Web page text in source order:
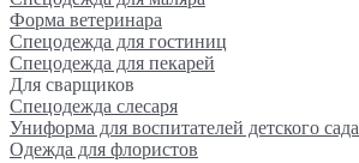
Форма ветеринара
Спецодежда для гостиниц
Спецодежда для пекарей
Для сварщиков
Спецодежда слесаря
Униформа для воспитателей детского сада
Одежда для флористов